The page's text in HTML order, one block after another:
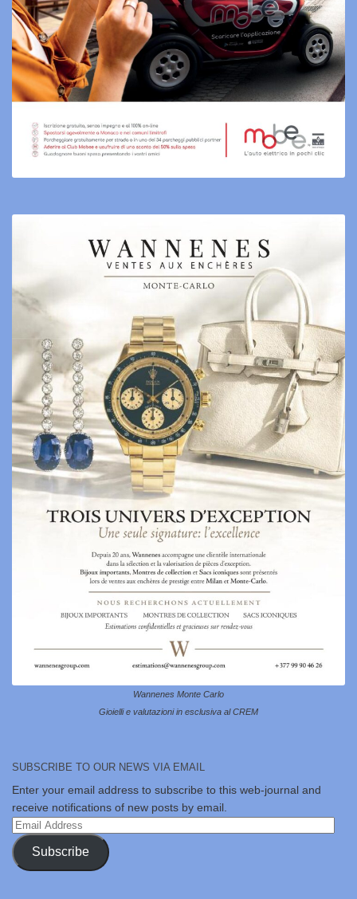
Wannenes Monte Carlo
Gioielli e valutazioni in esclusiva al CREM
SUBSCRIBE TO OUR NEWS VIA EMAIL
Enter your email address to subscribe to this web-journal and
receive notifications of new posts by email.
Email
Address
Subscribe